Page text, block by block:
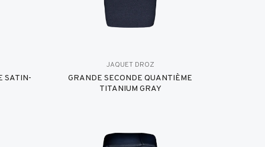
SATIN-
JAQUET DROZ
GRANDE SECONDE QUANTIÈME
TITANIUM GRAY